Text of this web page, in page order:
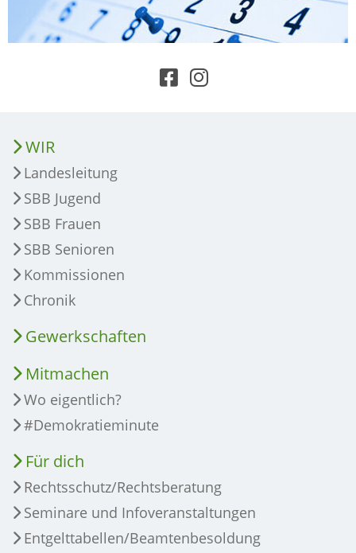
WIR
Landesleitung
SBB Jugend
SBB Frauen
SBB Senioren
Kommissionen
Chronik
Gewerkschaften
Mitmachen
Wo eigentlich?
#Demokratieminute
Für dich
Rechtsschutz/Rechtsberatung
Seminare und Infoveranstaltungen
Entgelttabellen/Beamtenbesoldung